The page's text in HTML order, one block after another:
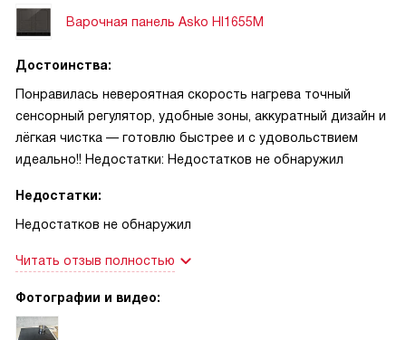
Варочная панель Asko HI1655M
Достоинства:
Понравилась невероятная скорость нагрева точный
сенсорный регулятор, удобные зоны, аккуратный дизайн и
лёгкая чистка — готовлю быстрее и с удовольствием
идеально!! Недостатки: Недостатков не обнаружил
Недостатки:
Недостатков не обнаружил
Читать отзыв полностью
Фотографии и видео: